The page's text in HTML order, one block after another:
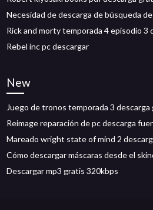
Necesidad de descarga de búsqueda
Rick and morty temporada 4 episodio 3
Rebel inc pc descargar
New
Juego de tronos temporada 3
Reimage reparación de pc descarga
Mareado wright state of mind 2
Cómo descargar máscaras desde el
Descargar mp3 gratis 320kbps